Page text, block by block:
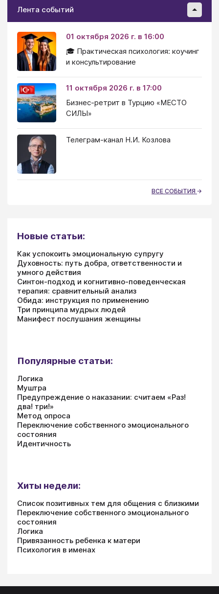
Лента событий
01 октября 2026 г. в 16:00
🎓 Практическая психология: коучинг
и консультирование
11 октября 2026 г. в 17:00
Бизнес-ретрит в Турцию «МЕСТО
СИЛЫ»
Телеграм-канал Н.И. Козлова
ВСЕ СОБЫТИЯ
Новые статьи:
Как успокоить эмоциональную супругу
Духовность: путь добра, ответственности и
умного действия
Синтон-подход и когнитивно-поведенческая
терапия: сравнительный анализ
Обида: инструкция по применению
Три принципа мудрых людей
Манифест послушания женщины
Популярные статьи:
Логика
Муштра
Предупреждение о наказании: считаем «Раз!
два! три!»
Метод опроса
Переключение собственного эмоционального
состояния
Идентичность
Хиты недели:
Список позитивных тем для общения с близкими
Переключение собственного эмоционального
состояния
Логика
Привязанность ребенка к матери
Психология в именах